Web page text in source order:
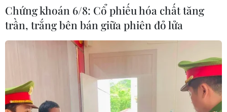
#Nước lũ
Chứng khoán 6/8: Cổ phiếu hóa chất tăng
trần, trắng bên bán giữa phiên đỏ lửa